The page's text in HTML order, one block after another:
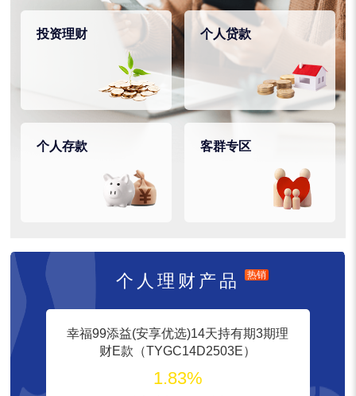
投资理财 个人贷款
个人存款 客群专区
个人理财产品 热销
幸福99添益(安享优选)14天持有期3期理
财E款（TYGC14D2503E）
1.83%